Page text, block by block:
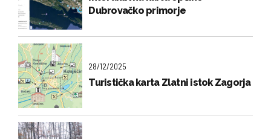
Dubrovačko primorje
28/12/2025
Turistička karta Zlatni istok Zagorja